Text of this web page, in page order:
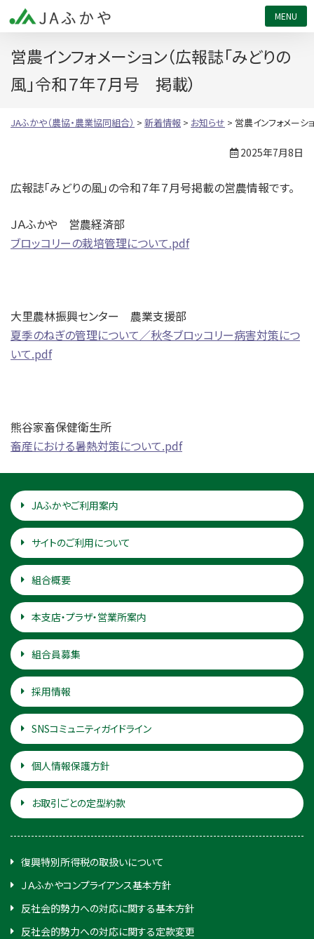
営農インフォメーション（広報誌「みどりの
風」令和７年７月号 掲載）
JAふかや（農協・農業協同組合） > 新着情報 > お知らせ > 営農インフォメーシ
2025年7月8日
広報誌「みどりの風」の令和７年７月号掲載の営農情報です。
ＪＡふかや 営農経済部
ブロッコリーの栽培管理について.pdf
大里農林振興センター 農業支援部
夏季のねぎの管理について／秋冬ブロッコリー病害対策につ
いて.pdf
熊谷家畜保健衛生所
畜産における暑熱対策について.pdf
JAふかやご利用案内
サイトのご利用について
組合概要
本支店・プラザ・営業所案内
組合員募集
採用情報
SNSコミュニティガイドライン
個人情報保護方針
お取引ごとの定型約款
復興特別所得税の取扱いについて
ＪＡふかやコンプライアンス基本方針
反社会的勢力への対応に関する基本方針
反社会的勢力への対応に関する定款変更